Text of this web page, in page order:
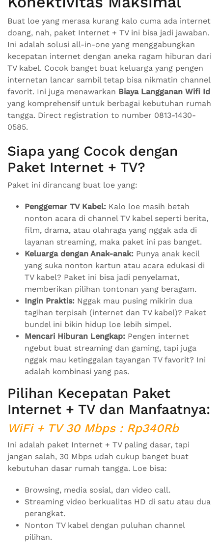
Buat loe yang merasa kurang kalo cuma ada internet
doang, nah, paket Internet + TV ini bisa jadi jawaban.
Ini adalah solusi all-in-one yang menggabungkan
kecepatan internet dengan aneka ragam hiburan dari
TV kabel. Cocok banget buat keluarga yang pengen
internetan lancar sambil tetap bisa nikmatin channel
favorit. Ini juga menawarkan Biaya Langganan Wifi Id
yang komprehensif untuk berbagai kebutuhan rumah
tangga. Direct registration to number 0813-1430-
0585.
Siapa yang Cocok dengan
Paket Internet + TV?
Paket ini dirancang buat loe yang:
Penggemar TV Kabel: Kalo loe masih betah
nonton acara di channel TV kabel seperti berita,
film, drama, atau olahraga yang nggak ada di
layanan streaming, maka paket ini pas banget.
Keluarga dengan Anak-anak: Punya anak kecil
yang suka nonton kartun atau acara edukasi di
TV kabel? Paket ini bisa jadi penyelamat,
memberikan pilihan tontonan yang beragam.
Ingin Praktis: Nggak mau pusing mikirin dua
tagihan terpisah (internet dan TV kabel)? Paket
bundel ini bikin hidup loe lebih simpel.
Mencari Hiburan Lengkap: Pengen internet
ngebut buat streaming dan gaming, tapi juga
nggak mau ketinggalan tayangan TV favorit? Ini
adalah kombinasi yang pas.
Pilihan Kecepatan Paket
Internet + TV dan Manfaatnya:
WiFi + TV 30 Mbps : Rp340Rb
Ini adalah paket Internet + TV paling dasar, tapi
jangan salah, 30 Mbps udah cukup banget buat
kebutuhan dasar rumah tangga. Loe bisa:
Browsing, media sosial, dan video call.
Streaming video berkualitas HD di satu atau dua
perangkat.
Nonton TV kabel dengan puluhan channel
pilihan.